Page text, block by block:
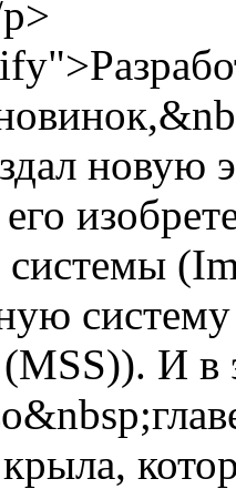
новую
системы
И в